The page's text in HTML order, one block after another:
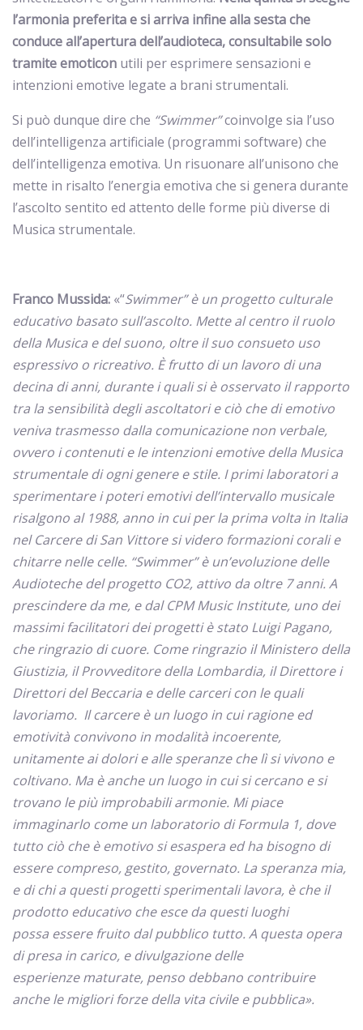
l’armonia preferita e si arriva infine alla sesta che
conduce all’apertura dell’audioteca, consultabile solo
tramite emoticon utili per esprimere sensazioni e
intenzioni emotive legate a brani strumentali.
Si può dunque dire che “Swimmer”coinvolge sia l’uso
dell’intelligenza artificiale (programmi software) che
dell’intelligenza emotiva. Un risuonare all’unisono che
mette in risalto l’energia emotiva che si genera durante
l’ascolto sentito ed attento delle forme più diverse di
Musica strumentale.
Franco Mussida: «“Swimmer” è un progetto culturale
educativo basato sull’ascolto. Mette al centro il ruolo
della Musica e del suono, oltre il suo consueto uso
espressivo o ricreativo. È frutto di un lavoro di una
decina di anni, durante i quali si è osservato il rapporto
tra la sensibilità degli ascoltatori e ciò che di emotivo
veniva trasmesso dalla comunicazione non verbale,
ovvero i contenuti e le intenzioni emotive della Musica
strumentale di ogni genere e stile. I primi laboratori a
sperimentare i poteri emotivi dell’intervallo musicale
risalgono al 1988, anno in cui per la prima volta in Italia
nel Carcere di San Vittore si videro formazioni corali e
chitarre nelle celle. “Swimmer” è un’evoluzione delle
Audioteche del progetto CO2, attivo da oltre 7 anni. A
prescindere da me, e dal CPM Music Institute, uno dei
massimi facilitatori dei progetti è stato Luigi Pagano,
che ringrazio di cuore. Come ringrazio il Ministero della
Giustizia, il Provveditore della Lombardia, il Direttore i
Direttori del Beccaria e delle carceri con le quali
lavoriamo. Il carcere è un luogo in cui ragione ed
emotività convivono in modalità incoerente,
unitamente ai dolori e alle speranze che lì si vivono e
coltivano. Ma è anche un luogo in cui si cercano e si
trovano le più improbabili armonie. Mi piace
immaginarlo come un laboratorio di Formula 1, dove
tutto ciò che è emotivo si esaspera ed ha bisogno di
essere compreso, gestito, governato. La speranza mia,
e di chi a questi progetti sperimentali lavora, è che il
prodotto educativo che esce da questi luoghi
possa essere fruito dal pubblico tutto. A questa opera
di presa in carico, e divulgazione delle
esperienze maturate, penso debbano contribuire
anche le migliori forze della vita civile e pubblica».